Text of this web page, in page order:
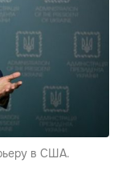
в США.